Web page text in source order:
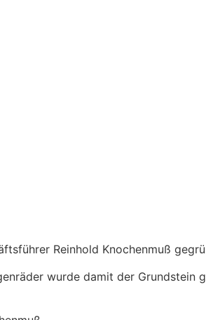
Reinhold Knochenmuß
wurde damit der